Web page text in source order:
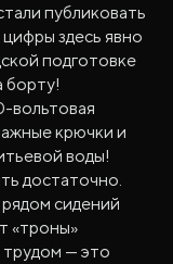
публиковать
здесь явно
подготовке
борту!
вольтовая
крючки и
воды!
достаточно.
сидений
«троны»
трудом — это